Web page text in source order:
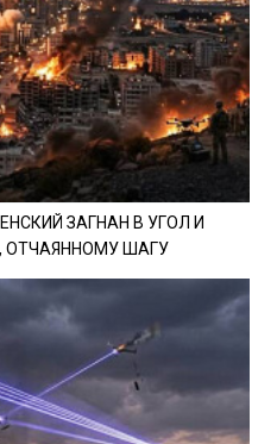
ЗАГНАН В УГОЛ И
ОТЧАЯННОМУ ШАГУ